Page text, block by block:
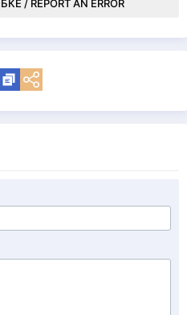
REPORT AN ERROR